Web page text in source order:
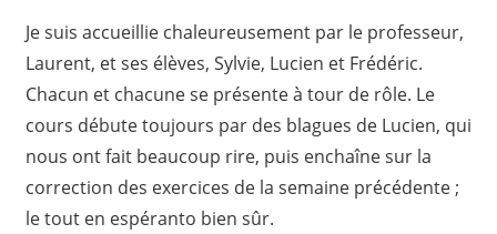
Je suis accueillie chaleureusement par le professeur,
Laurent, et ses élèves, Sylvie, Lucien et Frédéric.
Chacun et chacune se présente à tour de rôle. Le
cours débute toujours par des blagues de Lucien, qui
nous ont fait beaucoup rire, puis enchaîne sur la
correction des exercices de la semaine précédente ;
le tout en espéranto bien sûr.